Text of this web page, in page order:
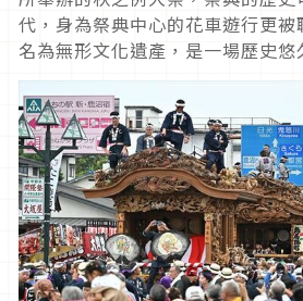
代，身為祭典中心的花車遊行更
名為無形文化遺產，是一場歷史悠